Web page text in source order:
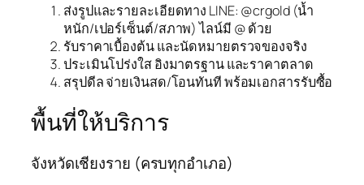
ส่งรูปและรายละเอียดทาง LINE: @crgold (น้ำ
หนัก/เปอร์เซ็นต์/สภาพ) ไลน์มี @ ด้วย
รับราคาเบื้องต้น และนัดหมายตรวจของจริง
ประเมินโปร่งใส อิงมาตรฐาน และราคาตลาด
สรุปดีล จ่ายเงินสด/โอนทันที พร้อมเอกสารรับซื้อ
พื้นที่ให้บริการ
จังหวัดเชียงราย (ครบทุกอำเภอ)